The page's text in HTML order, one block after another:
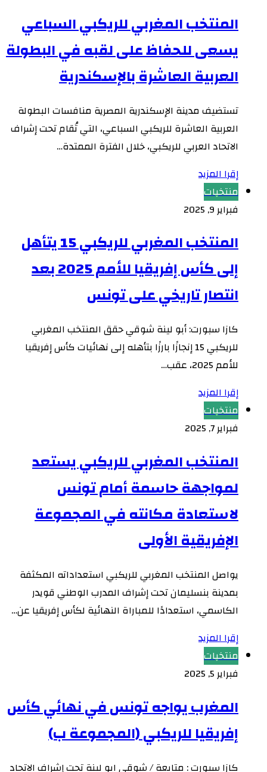
المنتخب المغربي للريكبي السباعي
يسعى للحفاظ على لقبه في البطولة
العربية العاشرة بالإسكندرية
تستضيف مدينة الإسكندرية المصرية منافسات البطولة
العربية العاشرة للريكبي السباعي، التي تُقام تحت إشراف
الاتحاد العربي للريكبي، خلال الفترة الممتدة…
إقرا المزيد
منتخبات
فبراير 9, 2025
المنتخب المغربي للريكبي 15 يتأهل
إلى كأس إفريقيا للأمم 2025 بعد
انتصار تاريخي على تونس
كازا سبورت: أبو لينة شوقي حقق المنتخب المغربي
للريكبي 15 إنجازًا بارزًا بتأهله إلى نهائيات كأس إفريقيا
للأمم 2025، عقب…
إقرا المزيد
منتخبات
فبراير 7, 2025
المنتخب المغربي للريكبي يستعد
لمواجهة حاسمة أمام تونس
لاستعادة مكانته في المجموعة
الإفريقية الأولى
يواصل المنتخب المغربي للريكبي استعداداته المكثفة
بمدينة بنسليمان تحت إشراف المدرب الوطني قويدر
الكاسمي، استعدادًا للمباراة النهائية لكأس إفريقيا عن…
إقرا المزيد
منتخبات
فبراير 5, 2025
المغرب يواجه تونس في نهائي كأس
إفريقيا للريكبي (المجموعة ب)
كازا سبورت : متابعة / شوقي ابو لينة تحت إشراف الاتحاد